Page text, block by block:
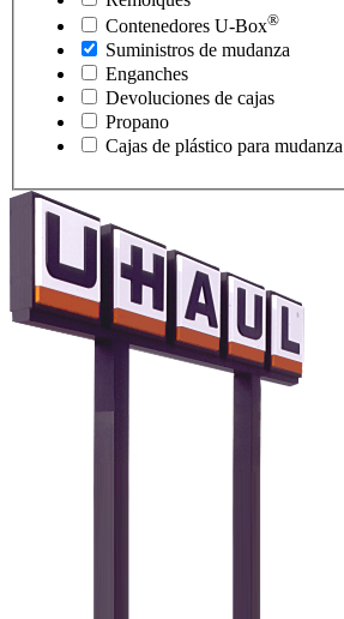
Contenedores U-Box®
Suministros de mudanza
Enganches
Devoluciones de cajas
Propano
Cajas de plástico para mudanza